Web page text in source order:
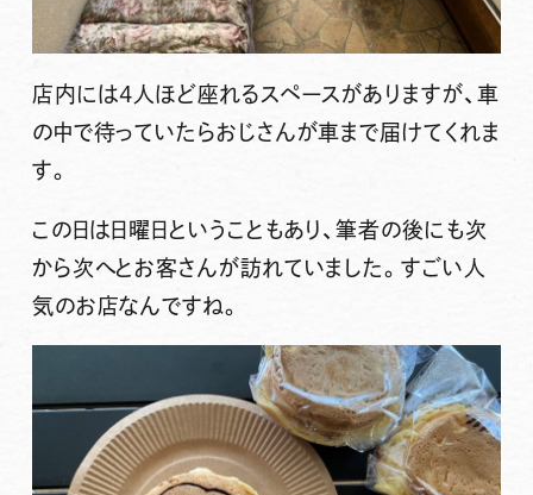
店内には4人ほど座れるスペースがありますが、車
の中で待っていたらおじさんが車まで届けてくれま
す。
この日は日曜日ということもあり、筆者の後にも次
から次へとお客さんが訪れていました。すごい人
気のお店なんですね。